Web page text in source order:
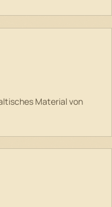
Material von